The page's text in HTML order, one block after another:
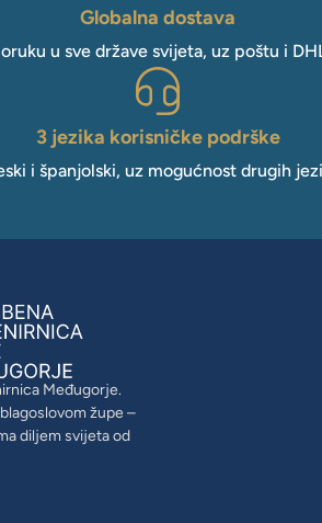
Globalna dostava
u sve države svijeta, uz poštu i
3 jezika korisničke podrške
i španjolski, uz mogućnost drugih
Međugorje.
župe –
diljem svijeta od